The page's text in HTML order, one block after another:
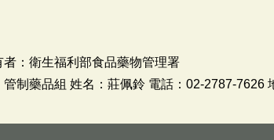
：衛生福利部食品藥物管理署
制藥品組 姓名：莊佩鈴 電話：02-2787-7626